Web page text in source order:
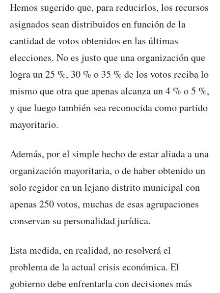
Hemos sugerido que, para reducirlos, los recursos
asignados sean distribuidos en función de la
cantidad de votos obtenidos en las últimas
elecciones. No es justo que una organización que
logra un 25 %, 30 % o 35 % de los votos reciba lo
mismo que otra que apenas alcanza un 4 % o 5 %,
y que luego también sea reconocida como partido
mayoritario.
Además, por el simple hecho de estar aliada a una
organización mayoritaria, o de haber obtenido un
solo regidor en un lejano distrito municipal con
apenas 250 votos, muchas de esas agrupaciones
conservan su personalidad jurídica.
Esta medida, en realidad, no resolverá el
problema de la actual crisis económica. El
gobierno debe enfrentarla con decisiones más